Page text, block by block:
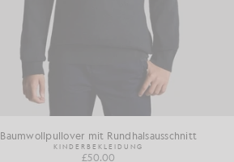
Baumwollpullover mit Rundhalsausschnitt
KINDERBEKLEIDUNG
£50.00